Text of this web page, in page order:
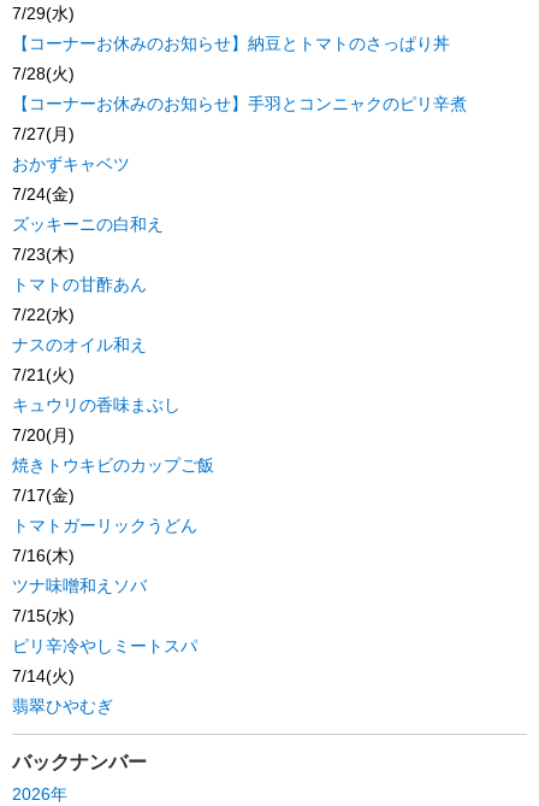
7/29(水)
【コーナーお休みのお知らせ】納豆とトマトのさっぱり丼
7/28(火)
【コーナーお休みのお知らせ】手羽とコンニャクのピリ辛煮
7/27(月)
おかずキャベツ
7/24(金)
ズッキーニの白和え
7/23(木)
トマトの甘酢あん
7/22(水)
ナスのオイル和え
7/21(火)
キュウリの香味まぶし
7/20(月)
焼きトウキビのカップご飯
7/17(金)
トマトガーリックうどん
7/16(木)
ツナ味噌和えソバ
7/15(水)
ピリ辛冷やしミートスパ
7/14(火)
翡翠ひやむぎ
バックナンバー
2026年